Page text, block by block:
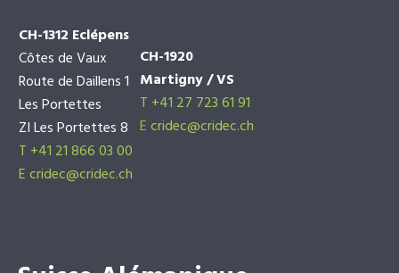
CH-1312 Eclépens
Côtes de Vaux
Route de Daillens 1
Les Portettes
ZI Les Portettes 8
T +41 21 866 03 00
Ecridec@cridec.ch
CH-1920
Martigny / VS
T +41 27 723 61 91
Ecridec@cridec.ch